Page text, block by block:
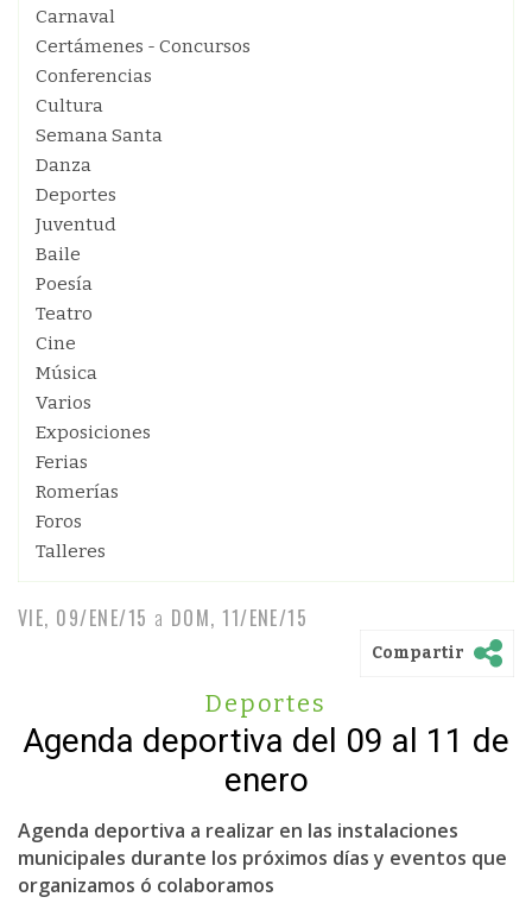
Carnaval
Certámenes - Concursos
Conferencias
Cultura
Semana Santa
Danza
Deportes
Juventud
Baile
Poesía
Teatro
Cine
Música
Varios
Exposiciones
Ferias
Romerías
Foros
Talleres
VIE, 09/ENE/15 a DOM, 11/ENE/15
Compartir
Deportes
Agenda deportiva del 09 al 11 de
enero
Agenda deportiva a realizar en las instalaciones
municipales durante los próximos días y eventos que
organizamos ó colaboramos